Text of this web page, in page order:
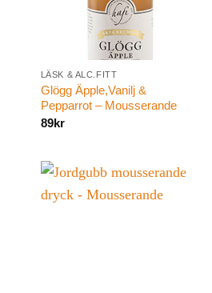
LÄSK & ALC.FITT
Glögg Äpple,Vanilj &
Pepparrot – Mousserande
89kr